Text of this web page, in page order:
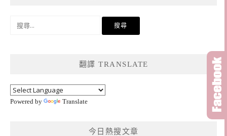
翻譯 TRANSLATE
Powered by Translate
今日熱搜文章